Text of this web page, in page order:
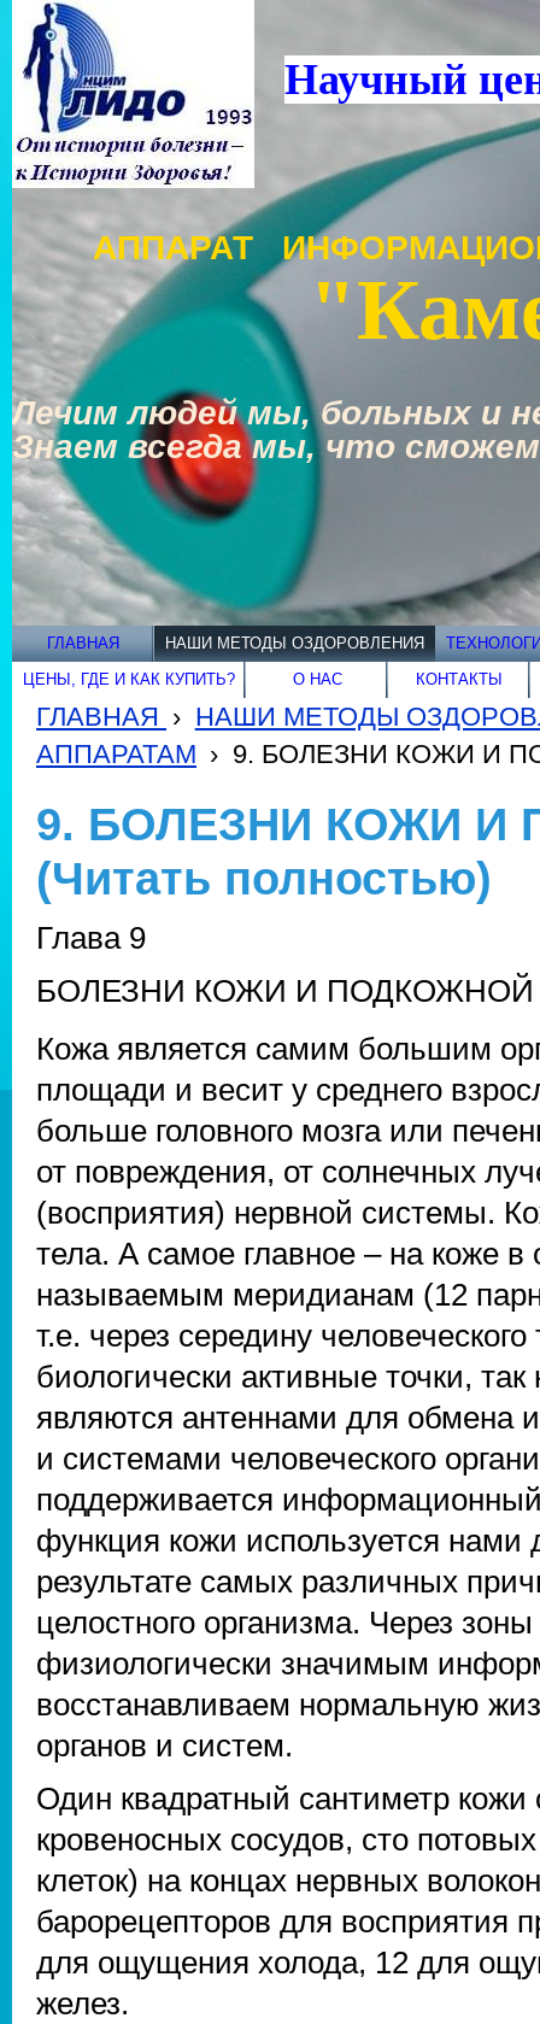
Научный
АППАРАТ
Лечим людей мы, больных и
Знаем всегда мы, что
ГЛАВНАЯ НАШИ МЕТОДЫ ОЗДОРОВЛЕНИЯ
ЦЕНЫ, ГДЕ И КАК КУПИТЬ? О НАС КОНТАКТЫ
ГЛАВНАЯ › НАШИ МЕТОДЫ
АППАРАТАМ › 9. БОЛЕЗНИ КОЖИ И
9. БОЛЕЗНИ КОЖИ И
(Читать полностью)
Глава 9
БОЛЕЗНИ КОЖИ И ПОДКОЖНОЙ
Кожа является самим большим
площади и весит у среднего
больше головного мозга или
от повреждения, от солнечных
(восприятия) нервной системы.
тела. А самое главное – на коже в
называемым меридианам (12
т.е. через середину
биологически активные точки,
являются антеннами для обмена
и системами человеческого
поддерживается
функция кожи используется
результате самых различных
целостного организма. Через
физиологически значимым
восстанавливаем нормальную
органов и систем.
Один квадратный сантиметр
кровеносных сосудов, сто
клеток) на концах нервных
барорецепторов для восприятия
для ощущения холода, 12 для
желез.